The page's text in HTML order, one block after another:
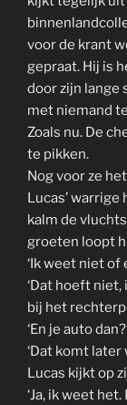
voor de krant
gepraat. Hij is
door zijn lange
met niemand
Zoals nu. De
te pikken.
Nog voor ze
Lucas’
kalm de
groeten loopt
‘Ik weet niet of
‘Dat hoeft niet,
bij het
‘En je auto
‘Dat komt later
Lucas kijkt op
‘Ja, ik weet het.